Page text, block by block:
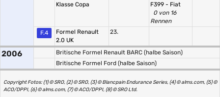
Klasse Copa
F399 - Fiat
0 von 16
Rennen
F.4
Formel Renault
2.0 UK
23.
2006
Britische Formel Renault BARC (halbe Saison)
Britische Formel Ford (halbe Saison)
Copyright Fotos: (1) © SRO, (2) © SRO, (3) © Blancpain Endurance Series, (4) © alms.com, (5) ©
ACO/DPPI, (6) © alms.com, (7) © ACO/DPPI, (8) © SRO Ltd.